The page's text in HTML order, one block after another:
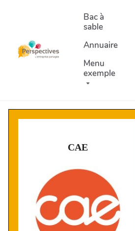
Aller au contenu principal
Bac à
sable
Annuaire
Menu
exemple
CAE